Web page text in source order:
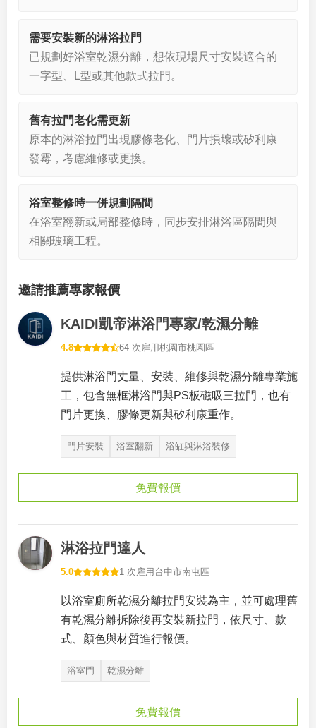
需要安裝新的淋浴拉門
已規劃好浴室乾濕分離，想依現場尺寸安裝適合的
一字型、L型或其他款式拉門。
舊有拉門老化需更新
原本的淋浴拉門出現膠條老化、門片損壞或矽利康
發霉，考慮維修或更換。
浴室整修時一併規劃隔間
在浴室翻新或局部整修時，同步安排淋浴區隔間與
相關玻璃工程。
邀請推薦專家報價
KAIDI凱帝淋浴門專家/乾濕分離
4.8 64 次雇用桃園市桃園區
提供淋浴門丈量、安裝、維修與乾濕分離專業施
工，包含無框淋浴門與PS板磁吸三拉門，也有
門片更換、膠條更新與矽利康重作。
門片安裝 浴室翻新 浴缸與淋浴裝修
免費報價
淋浴拉門達人
5.0 1 次雇用 台中市南屯區
以浴室廁所乾濕分離拉門安裝為主，並可處理舊
有乾濕分離拆除後再安裝新拉門，依尺寸、款
式、顏色與材質進行報價。
浴室門 乾濕分離
免費報價